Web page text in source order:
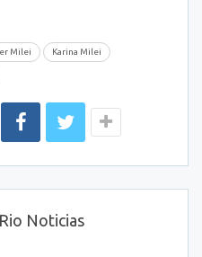
Milei Karina Milei
Noticias